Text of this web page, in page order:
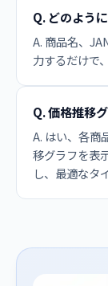
Q. どのよう
A. 商品名、
力するだけで
Q. 価格推移
A. はい、各商
移グラフを表
し、最適なタ